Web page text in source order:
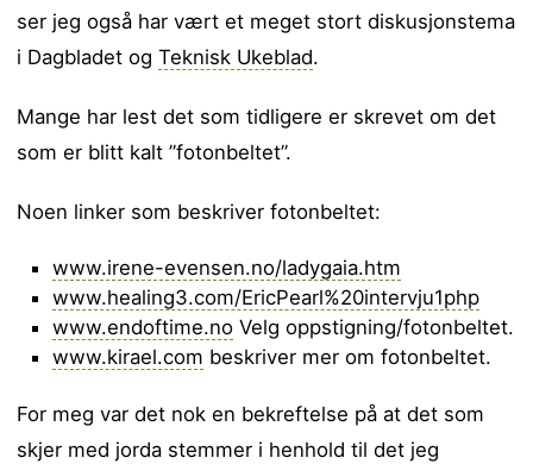
ser jeg også har vært et meget stort diskusjonstema
i Dagbladet ogTeknisk Ukeblad.
Mange har lest det som tidligere er skrevet om det
som er blitt kalt ”fotonbeltet”.
Noen linker som beskriver fotonbeltet:
www.irene-evensen.no/ladygaia.htm
www.healing3.com/EricPearl%20intervju1php
www.endoftime.noVelg oppstigning/fotonbeltet.
www.kirael.com beskriver mer om fotonbeltet.
For meg var det nok en bekreftelse på at det som
skjer med jorda stemmer i henhold til det jeg